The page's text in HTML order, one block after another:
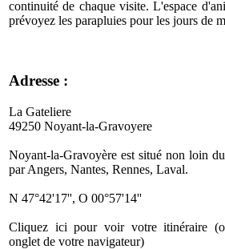
continuité de chaque visite. L'espace
prévoyez les parapluies pour les jours de
Adresse :
La Gateliere
49250 Noyant-la-Gravoyere
Noyant-la-Gravoyère est situé non loin
par Angers, Nantes, Rennes, Laval.
N 47°42'17'', O 00°57'14''
Cliquez ici pour voir votre itinéraire
onglet de votre navigateur)